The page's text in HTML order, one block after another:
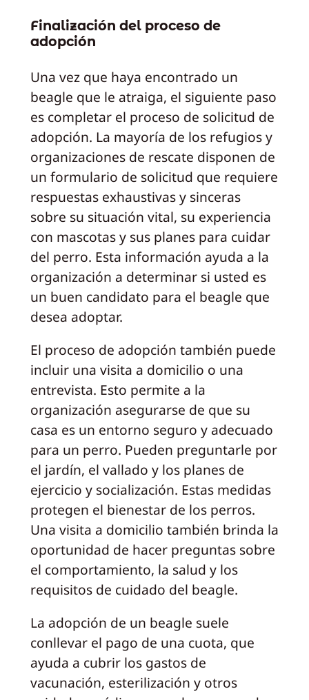
Finalización del proceso de
adopción
Una vez que haya encontrado un
beagle que le atraiga, el siguiente paso
es completar el proceso de solicitud de
adopción. La mayoría de los refugios y
organizaciones de rescate disponen de
un formulario de solicitud que requiere
respuestas exhaustivas y sinceras
sobre su situación vital, su experiencia
con mascotas y sus planes para cuidar
del perro. Esta información ayuda a la
organización a determinar si usted es
un buen candidato para el beagle que
desea adoptar.
El proceso de adopción también puede
incluir una visita a domicilio o una
entrevista. Esto permite a la
organización asegurarse de que su
casa es un entorno seguro y adecuado
para un perro. Pueden preguntarle por
el jardín, el vallado y los planes de
ejercicio y socialización. Estas medidas
protegen el bienestar de los perros.
Una visita a domicilio también brinda la
oportunidad de hacer preguntas sobre
el comportamiento, la salud y los
requisitos de cuidado del beagle.
La adopción de un beagle suele
conllevar el pago de una cuota, que
ayuda a cubrir los gastos de
vacunación, esterilización y otros